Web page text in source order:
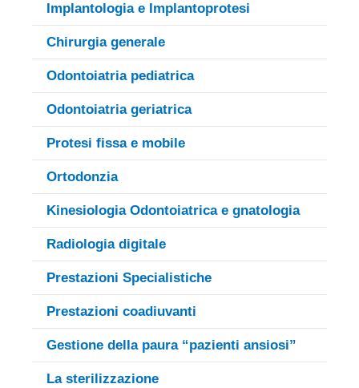
Implantologia e Implantoprotesi
Chirurgia generale
Odontoiatria pediatrica
Odontoiatria geriatrica
Protesi fissa e mobile
Ortodonzia
Kinesiologia Odontoiatrica e gnatologia
Radiologia digitale
Prestazioni Specialistiche
Prestazioni coadiuvanti
Gestione della paura “pazienti ansiosi”
La sterilizzazione